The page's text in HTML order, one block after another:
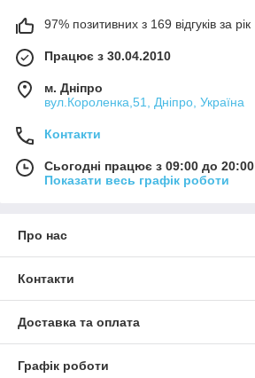
97% позитивних з 169 відгуків за рік
Працює з 30.04.2010
м. Дніпро
вул.Короленка,51, Дніпро, Україна
Контакти
Сьогодні працює з 09:00 до 20:00
Показати весь графік роботи
Про нас
Контакти
Доставка та оплата
Графік роботи